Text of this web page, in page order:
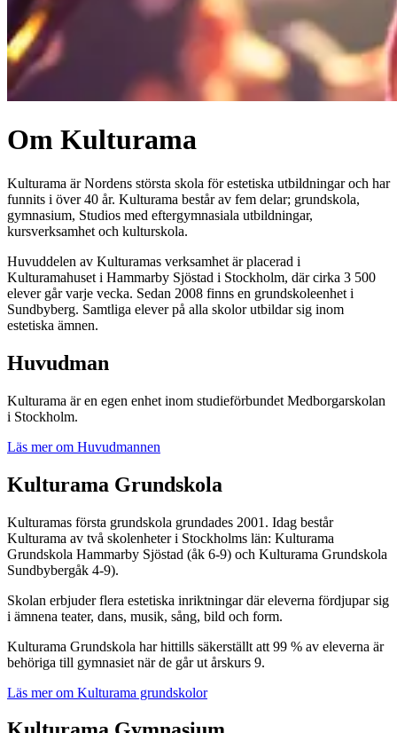
Om Kulturama
Kulturama är Nordens största skola för estetiska utbildningar och har
funnits i över 40 år. Kulturama består av fem delar; grundskola,
gymnasium, Studios med eftergymnasiala utbildningar,
kursverksamhet och kulturskola.
Huvuddelen av Kulturamas verksamhet är placerad i
Kulturamahuset i Hammarby Sjöstad i Stockholm, där cirka 3 500
elever går varje vecka. Sedan 2008 finns en grundskoleenhet i
Sundbyberg. Samtliga elever på alla skolor utbildar sig inom
estetiska ämnen.
Huvudman
Kulturama är en egen enhet inom studieförbundet Medborgarskolan
i Stockholm.
Läs mer om Huvudmannen
Kulturama Grundskola
Kulturamas första grundskola grundades 2001. Idag består
Kulturama av två skolenheter i Stockholms län: Kulturama
Grundskola Hammarby Sjöstad (åk 6-9) och Kulturama Grundskola
Sundbybergåk 4-9).
Skolan erbjuder flera estetiska inriktningar där eleverna fördjupar sig
i ämnena teater, dans, musik, sång, bild och form.
Kulturama Grundskola har hittills säkerställt att 99 % av eleverna är
behöriga till gymnasiet när de går ut årskurs 9.
Läs mer om Kulturama grundskolor